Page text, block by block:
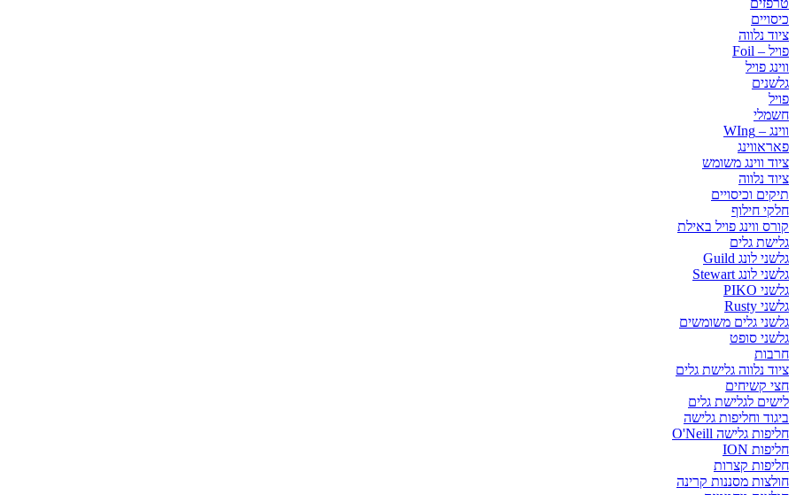
טרפזים
כיסויים
ציוד נלווה
פויל – Foil
ווינג פויל
גלשנים
פויל
חשמלי
ווינג – WIng
פאראווינג
ציוד ווינג משומש
ציוד נלווה
תיקים וכיסויים
חלקי חילוף
קורס ווינג פויל באילת
גלישת גלים
גלשני לונג Guild
גלשני לונג Stewart
גלשני PIKO
גלשני Rusty
גלשני גלים משומשים
גלשני סופט
חרבות
ציוד נלווה גלישת גלים
חצי קשיחים
לישים לגלישת גלים
ביגוד וחליפות גלישה
חליפות גלישה O'Neill
חליפות ION
חליפות קצרות
חולצות מסננות קרינה